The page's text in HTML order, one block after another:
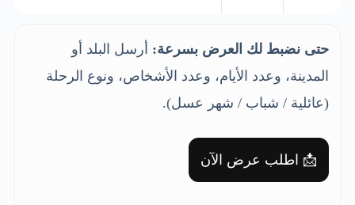
حتى نضبط لك العرض بسرعة: أرسل البلد أو
المدينة، وعدد الأيام، وعدد الأشخاص، ونوع الرحلة
(عائلية / شباب / شهر عسل).
📩 اطلب عرض الآن